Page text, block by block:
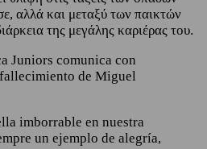
αλλά και μεταξύ των παικτών
της μεγάλης καριέρας του.
Juniors comunica con
de Miguel
imborrable en nuestra
un ejemplo de alegría,